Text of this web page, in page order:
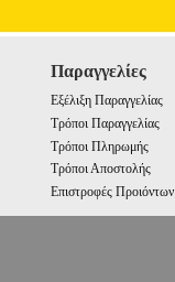
Παραγγελίες
Εξέλιξη Παραγγελίας
Τρόποι Παραγγελίας
Τρόποι Πληρωμής
Τρόποι Αποστολής
Επιστροφές Προιόντων